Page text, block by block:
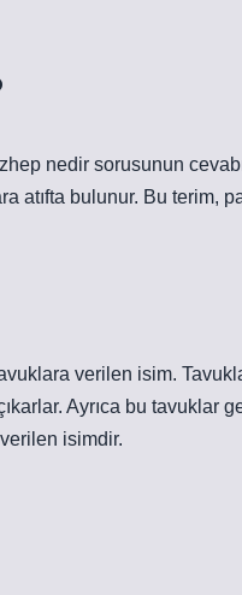
nedir sorusunun
atıfta bulunur. Bu terim,
verilen isim.
Ayrıca bu tavuklar
isimdir.